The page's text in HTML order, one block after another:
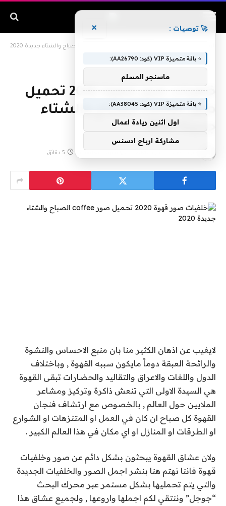
خلفيات صور قهوة 2020 تحميل
صور coffee الصباح والشتاء
جديدة 2020
5 دقائق
لايغيب عن اذهان الكثير منا بان منبع الاحساس والنشوة
والرائحة العبقة دوماً مايكون سببه القهوة , وباختلاف
الدول واللغات والاعراق والتقاليد والحضارات تبقى القهوة
هي السيدة الاولى التي تنعش ذاكرة وتركيز ومشاعر
الملايين حول العالم , بالخصوص مع ارتشاف فنجان
القهوة كل صباح ان كان في العمل او المتنزهات او الشوارع
او الطرقات او المنازل او اي مكان في هذا العالم الكبير .
ولان عشاق القهوة يبحثون بشكل دائم عن صور وخلفيات
قهوة فاننا نهتم هنا بنشر اجمل الصور والخلفيات الجديدة
والتي يتم تحمليها بشكل مستمر عبر محرك البحث
“جوجل” وننتقي لكم اجملها واروعها , ولجميع عشاق هذا
🚀 توصيات : ×
⭐ باقة متميزة VIP (كود: AA26790):
ماسنجر المسلم
⭐ باقة متميزة VIP (كود: AA38045):
اول اثنين ريادة اعمال
مشاركة ارباح ادسنس